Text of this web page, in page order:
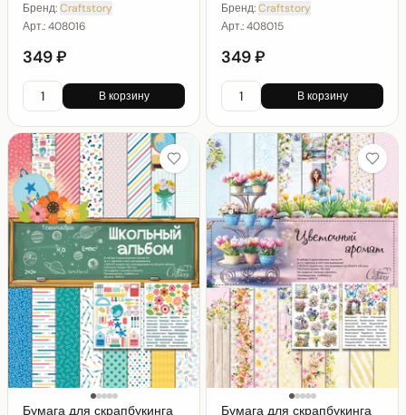
Бренд:Craftstory
Арт.:408016
349 ₽
В корзину
Бренд:Craftstory
Арт.:408015
349 ₽
В корзину
Бумага для скрапбукинга
Бумага для скрапбукинга